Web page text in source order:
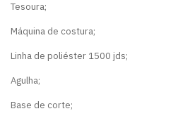
Tesoura;
Máquina de costura;
Linha de poliéster 1500 jds;
Agulha;
Base de corte;